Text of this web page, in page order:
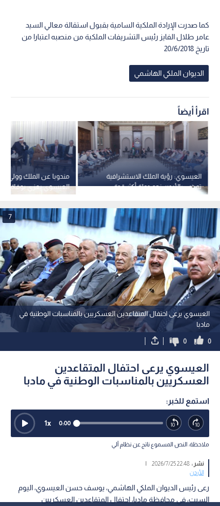
كما صدرت الإرادة الملكية السامية بقبول استقالة معالي السيد
عامر طلال الفايز رئيس التشريفات الملكية من منصبه اعتبارا من
تاريخ 20/6/2018
الديوان الملكي الهاشمي
اقرأ أيضاً
مندوبا عن الملك وولي
العيسوي يعزي بوفاة
سلطان الحطاب
العيسوي: رؤية الملك الاستشرافية
تمضي بالأردن نحو دولة أكثر قوة
العيسوي يرعى احتفال المتقاعدين العسكريين بالمناسبات الوطنية في
مادبا
7
0
0
العيسوي يرعى احتفال المتقاعدين
العسكريين بالمناسبات الوطنية في مادبا
استمع للخبر:
0:00
1x
ملاحظة: النص المسموع ناتج عن نظام آلي
نشر :22:48 2026/7/25
|
الأردن
رعى رئيس الديوان الملكي الهاشمي، يوسف حسن العيسوي، اليوم
السبت، في محافظة مادبا، احتفال المتقاعدين العسكريين